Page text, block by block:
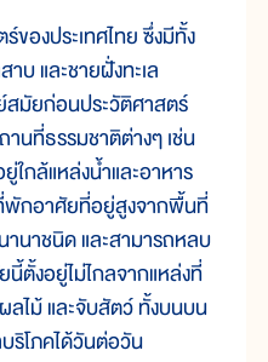
งประเทศไทย ซึ่งมีทั้ง
าบ และชายฝั่งทะเล
สมัยก่อนประวัติศาสตร์
นที่ธรรมชาติต่างๆ เช่น
ใกล้แหล่งน้ำและอาหาร
พักอาศัยที่อยู่สูงจากพื้นที่
นาชนิด และสามารถหลบ
ตั้งอยู่ไม่ไกลจากแหล่งที่
ไม้ และจับสัตว์ ทั้งบนบน
ริโภคได้วันต่อวัน